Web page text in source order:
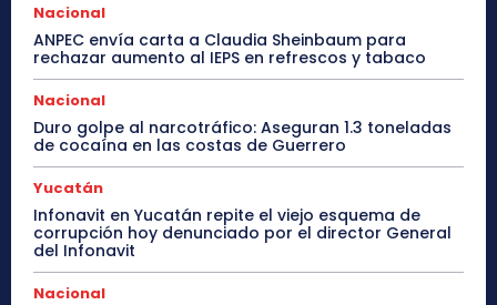
Nacional
ANPEC envía carta a Claudia Sheinbaum para
rechazar aumento al IEPS en refrescos y tabaco
Nacional
Duro golpe al narcotráfico: Aseguran 1.3 toneladas
de cocaína en las costas de Guerrero
Yucatán
Infonavit en Yucatán repite el viejo esquema de
corrupción hoy denunciado por el director General
del Infonavit
Nacional